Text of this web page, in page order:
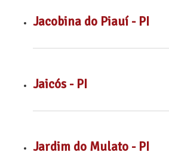
Jacobina do Piauí - PI
Jaicós - PI
Jardim do Mulato - PI